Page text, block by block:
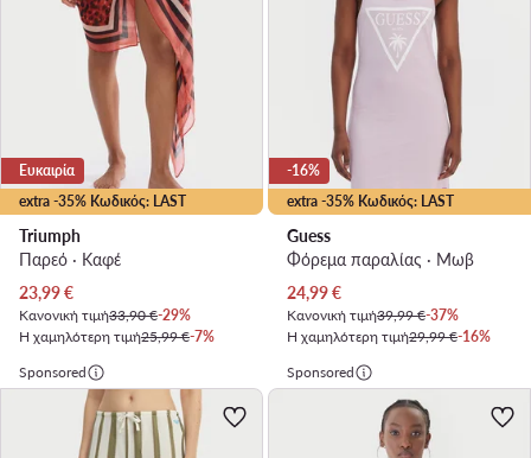
extra -35% Κωδικός: LAST
Ευκαιρία
Triumph
Παρεό · Καφέ
Τρέχουσα τιμή
23,99€
Κανονική τιμή33,90 €-29%
Η χαμηλότερη τιμή25,99 €-7%
extra -35% Κωδικός: LAST
-16%
Guess
Φόρεμα παραλίας · Μωβ
Τρέχουσα τιμή
24,99€
Κανονική τιμή39,99 €-37%
Η χαμηλότερη τιμή29,99 €-16%
Sponsored
Sponsored